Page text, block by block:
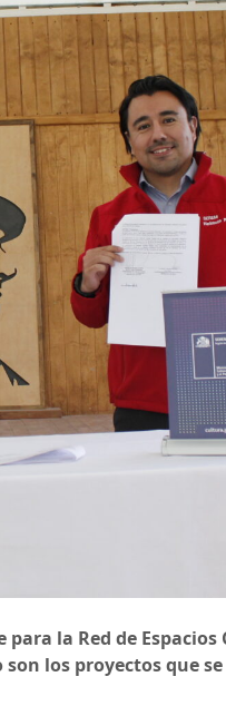
la Red de Espacios
los proyectos que